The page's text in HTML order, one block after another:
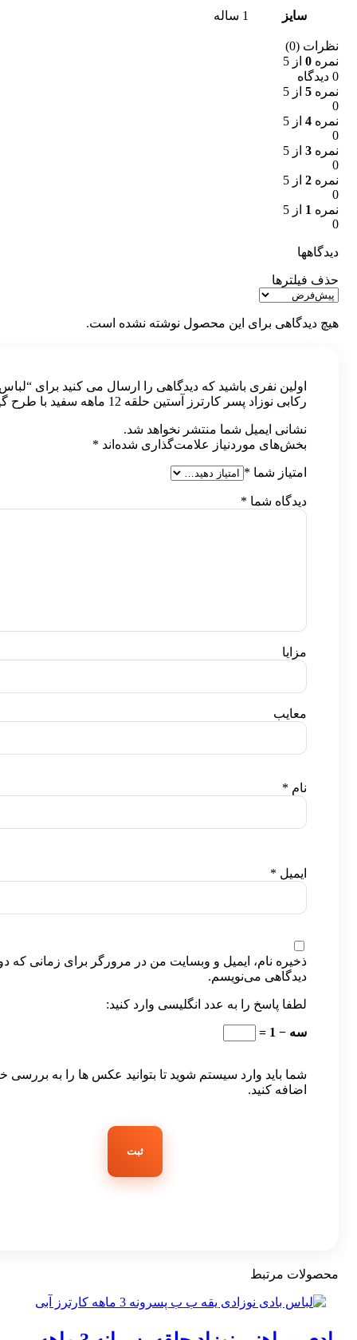
سایز 1 ساله
نظرات (0)
نمره 0 از 5
0 دیدگاه
نمره 5 از 5
0
نمره 4 از 5
0
نمره 3 از 5
0
نمره 2 از 5
0
نمره 1 از 5
0
دیدگاهها
حذف فیلترها
هیچ دیدگاهی برای این محصول نوشته نشده است.
اولین نفری باشید که دیدگاهی را ارسال می کنید برای
رکابی نوزاد پسر کارترز آستین حلقه 12 ماهه سفید با طرح گیتار”
نشانی ایمیل شما منتشر نخواهد شد.
بخش‌های موردنیاز علامت‌گذاری شده‌اند *
امتیاز شما *
دیدگاه شما *
مزایا
معایب
نام *
ایمیل *
ذخیره نام، ایمیل و وبسایت من در مرورگر برای زمانی که
دیدگاهی می‌نویسم.
لطفا پاسخ را به عدد انگلیسی وارد کنید:
سه − 1 =
شما باید وارد سیستم شوید تا بتوانید عکس ها را به بررسی
اضافه کنید.
محصولات مرتبط